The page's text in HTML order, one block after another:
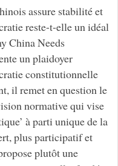
assure stabilité et
reste-t-elle un idéal
China Needs
un plaidoyer
constitutionnelle
il remet en question le
normative qui vise
à parti unique de la
plus participatif et
plutôt une